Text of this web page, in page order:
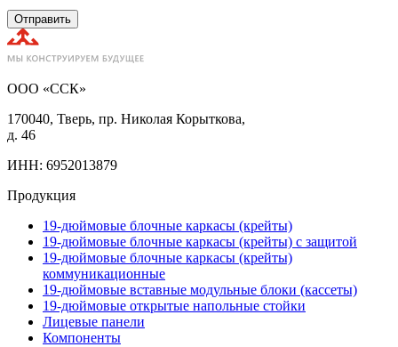
Отправить
ООО «ССК»
170040, Тверь, пр. Николая Корыткова,
д. 46
ИНН: 6952013879
Продукция
19-дюймовые блочные каркасы (крейты)
19-дюймовые блочные каркасы (крейты) с защитой
19-дюймовые блочные каркасы (крейты)
коммуникационные
19-дюймовые вставные модульные блоки (кассеты)
19-дюймовые открытые напольные стойки
Лицевые панели
Компоненты